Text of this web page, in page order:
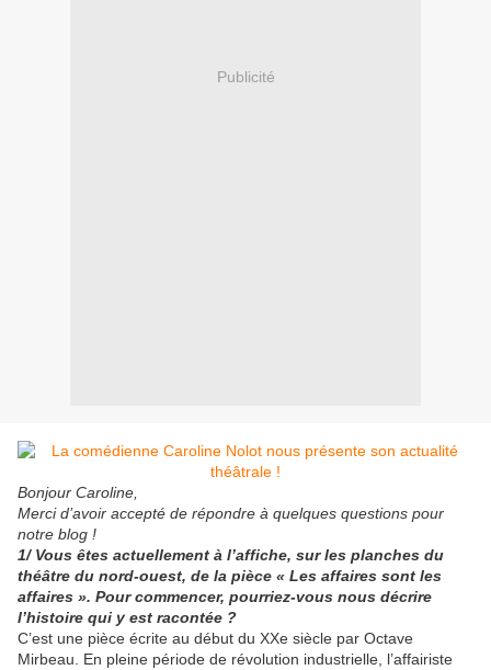
Publicité
Bonjour Caroline,
Merci d’avoir accepté de répondre à quelques questions pour
notre blog !
1/ Vous êtes actuellement à l’affiche, sur les planches du
théâtre du nord-ouest, de la pièce « Les affaires sont les
affaires ». Pour commencer, pourriez-vous nous décrire
l’histoire qui y est racontée ?
C’est une pièce écrite au début du XXe siècle par Octave
Mirbeau. En pleine période de révolution industrielle, l’affairiste